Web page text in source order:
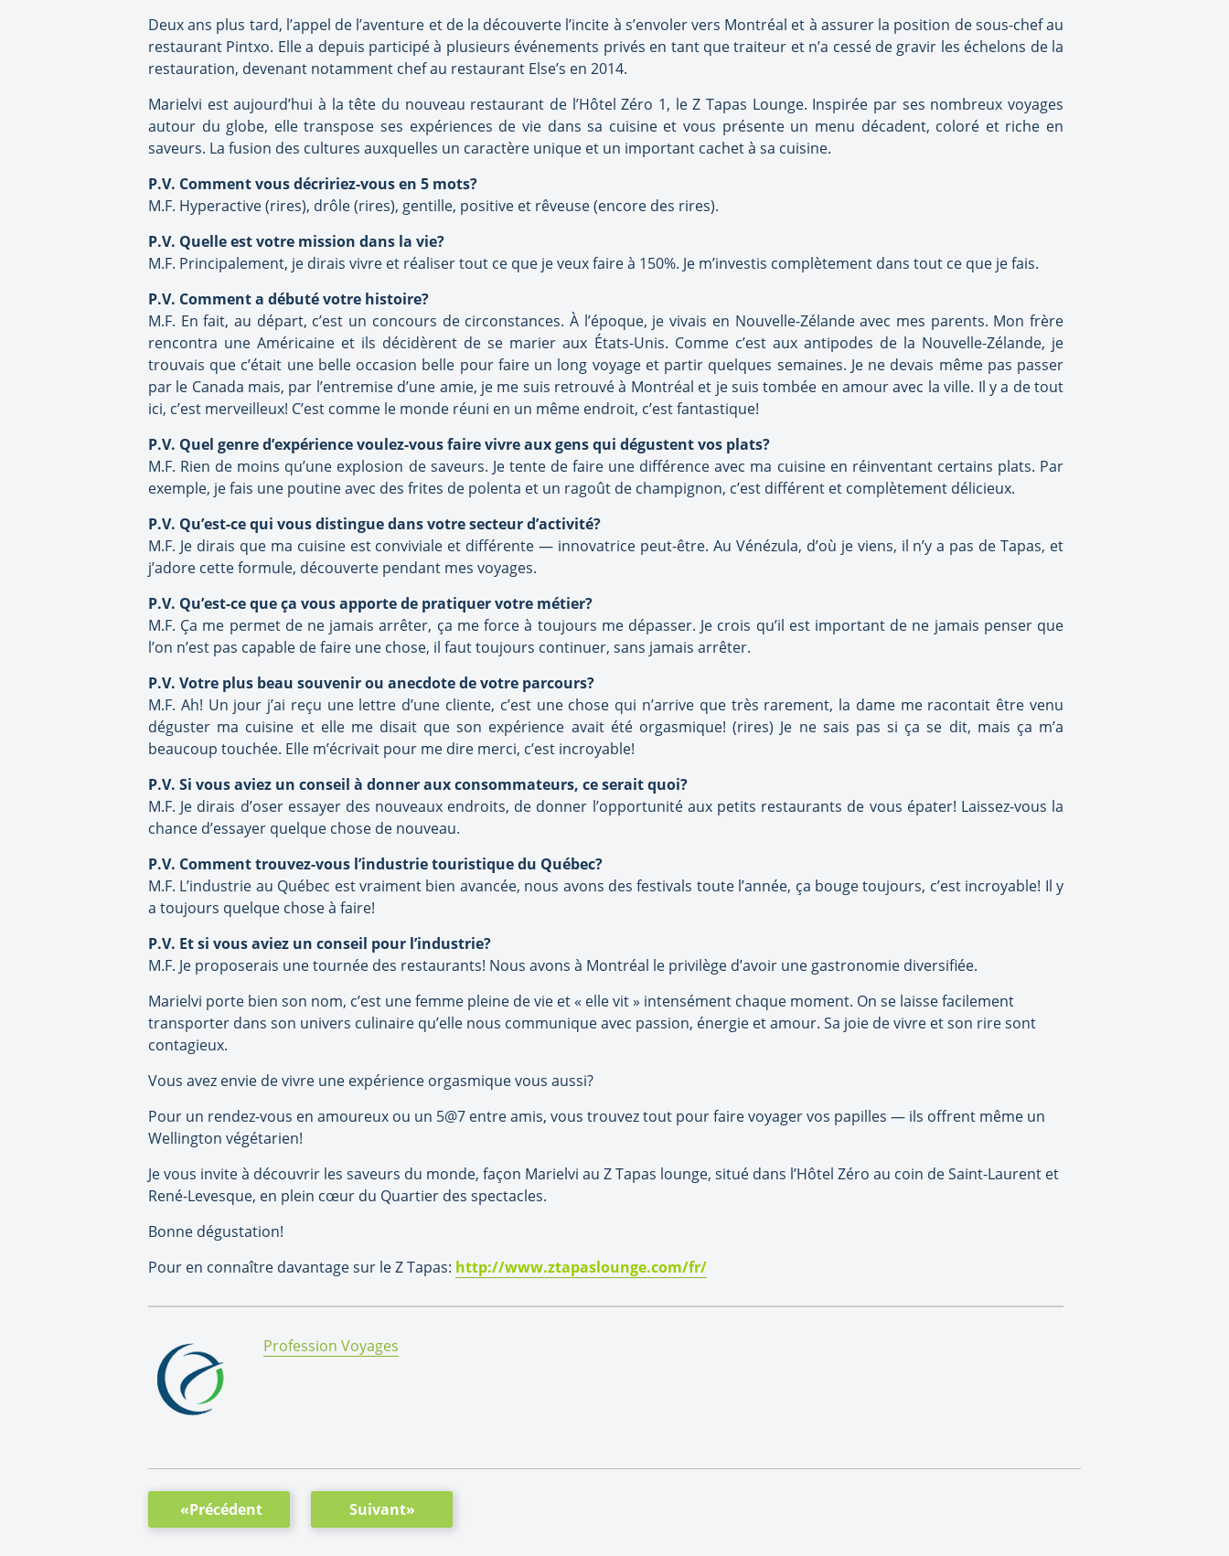
Deux ans plus tard, l’appel de l’aventure et de la découverte l’incite à s’envoler vers Montréal et à assurer la position de sous-chef au
restaurant Pintxo. Elle a depuis participé à plusieurs événements privés en tant que traiteur et n’a cessé de gravir les échelons de la
restauration, devenant notamment chef au restaurant Else’s en 2014.
Marielvi est aujourd’hui à la tête du nouveau restaurant de l’Hôtel Zéro 1, le Z Tapas Lounge. Inspirée par ses nombreux voyages
autour du globe, elle transpose ses expériences de vie dans sa cuisine et vous présente un menu décadent, coloré et riche en
saveurs. La fusion des cultures auxquelles un caractère unique et un important cachet à sa cuisine.
P.V. Comment vous décririez-vous en 5 mots?
M.F. Hyperactive (rires), drôle (rires), gentille, positive et rêveuse (encore des rires).
P.V. Quelle est votre mission dans la vie?
M.F. Principalement, je dirais vivre et réaliser tout ce que je veux faire à 150%. Je m’investis complètement dans tout ce que je fais.
P.V. Comment a débuté votre histoire?
M.F. En fait, au départ, c’est un concours de circonstances. À l’époque, je vivais en Nouvelle-Zélande avec mes parents. Mon frère
rencontra une Américaine et ils décidèrent de se marier aux États-Unis. Comme c’est aux antipodes de la Nouvelle-Zélande, je
trouvais que c’était une belle occasion belle pour faire un long voyage et partir quelques semaines. Je ne devais même pas passer
par le Canada mais, par l’entremise d’une amie, je me suis retrouvé à Montréal et je suis tombée en amour avec la ville. Il y a de tout
ici, c’est merveilleux! C’est comme le monde réuni en un même endroit, c’est fantastique!
P.V. Quel genre d’expérience voulez-vous faire vivre aux gens qui dégustent vos plats?
M.F. Rien de moins qu’une explosion de saveurs. Je tente de faire une différence avec ma cuisine en réinventant certains plats. Par
exemple, je fais une poutine avec des frites de polenta et un ragoût de champignon, c’est différent et complètement délicieux.
P.V. Qu’est-ce qui vous distingue dans votre secteur d’activité?
M.F. Je dirais que ma cuisine est conviviale et différente — innovatrice peut-être. Au Vénézula, d’où je viens, il n’y a pas de Tapas, et
j’adore cette formule, découverte pendant mes voyages.
P.V. Qu’est-ce que ça vous apporte de pratiquer votre métier?
M.F. Ça me permet de ne jamais arrêter, ça me force à toujours me dépasser. Je crois qu’il est important de ne jamais penser que
l’on n’est pas capable de faire une chose, il faut toujours continuer, sans jamais arrêter.
P.V. Votre plus beau souvenir ou anecdote de votre parcours?
M.F. Ah! Un jour j’ai reçu une lettre d’une cliente, c’est une chose qui n’arrive que très rarement, la dame me racontait être venu
déguster ma cuisine et elle me disait que son expérience avait été orgasmique! (rires) Je ne sais pas si ça se dit, mais ça m’a
beaucoup touchée. Elle m’écrivait pour me dire merci, c’est incroyable!
P.V. Si vous aviez un conseil à donner aux consommateurs, ce serait quoi?
M.F. Je dirais d’oser essayer des nouveaux endroits, de donner l’opportunité aux petits restaurants de vous épater! Laissez-vous la
chance d’essayer quelque chose de nouveau.
P.V. Comment trouvez-vous l’industrie touristique du Québec?
M.F. L’industrie au Québec est vraiment bien avancée, nous avons des festivals toute l’année, ça bouge toujours, c’est incroyable! Il y
a toujours quelque chose à faire!
P.V. Et si vous aviez un conseil pour l’industrie?
M.F. Je proposerais une tournée des restaurants! Nous avons à Montréal le privilège d’avoir une gastronomie diversifiée.
Marielvi porte bien son nom, c’est une femme pleine de vie et « elle vit » intensément chaque moment. On se laisse facilement
transporter dans son univers culinaire qu’elle nous communique avec passion, énergie et amour. Sa joie de vivre et son rire sont
contagieux.
Vous avez envie de vivre une expérience orgasmique vous aussi?
Pour un rendez-vous en amoureux ou un 5@7 entre amis, vous trouvez tout pour faire voyager vos papilles — ils offrent même un
Wellington végétarien!
Je vous invite à découvrir les saveurs du monde, façon Marielvi au Z Tapas lounge, situé dans l’Hôtel Zéro au coin de Saint-Laurent et
René-Levesque, en plein cœur du Quartier des spectacles.
Bonne dégustation!
Pour en connaître davantage sur le Z Tapas: http://www.ztapaslounge.com/fr/
By:
Profession Voyages
«Précédent Suivant»